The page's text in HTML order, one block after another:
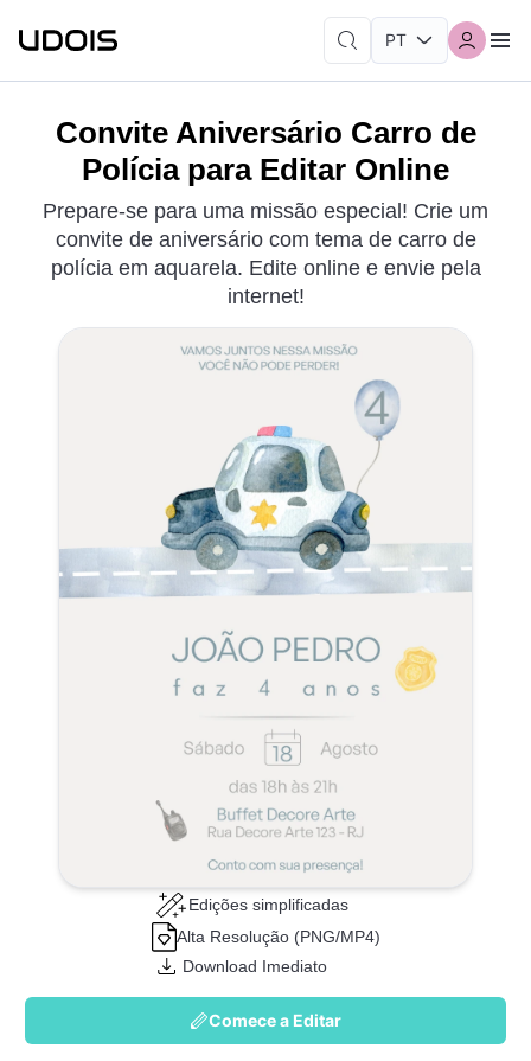
Convite Aniversário Carro de
Polícia para Editar Online
Prepare-se para uma missão especial! Crie um
convite de aniversário com tema de carro de
polícia em aquarela. Edite online e envie pela
internet!
Edições simplificadas
Alta Resolução (PNG/MP4)
Download Imediato
Comece a Editar